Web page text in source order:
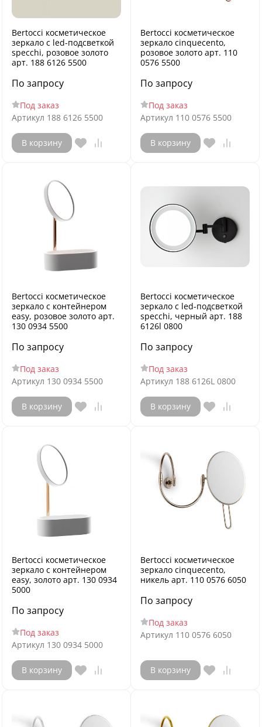
Bertocci косметическое
зеркало с led-подсветкой
specchi, розовое золото
арт. 188 6126 5500
По запросу
Под заказ
Артикул 188 6126 5500
В корзину
Bertocci косметическое
зеркало cinquecento,
розовое золото арт. 110
0576 5500
По запросу
Под заказ
Артикул 110 0576 5500
В корзину
Bertocci косметическое
зеркало с контейнером
easy, розовое золото арт.
130 0934 5500
По запросу
Под заказ
Артикул 130 0934 5500
В корзину
Bertocci косметическое
зеркало с led-подсветкой
specchi, черный арт. 188
6126l 0800
По запросу
Под заказ
Артикул 188 6126L 0800
В корзину
Bertocci косметическое
зеркало с контейнером
easy, золото арт. 130 0934
5000
По запросу
Под заказ
Артикул 130 0934 5000
В корзину
Bertocci косметическое
зеркало cinquecento,
никель арт. 110 0576 6050
По запросу
Под заказ
Артикул 110 0576 6050
В корзину